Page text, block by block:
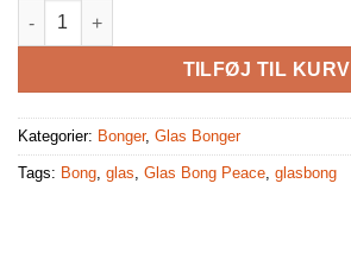
Glas Bong Peace antal
TILFØJ TIL KURV
Kategorier: Bonger, Glas Bonger
Tags: Bong, glas, Glas Bong Peace, glasbong